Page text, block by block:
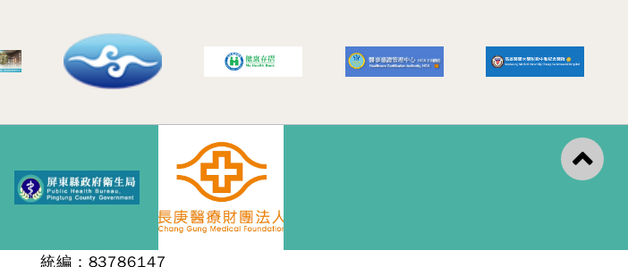
統編：83786147